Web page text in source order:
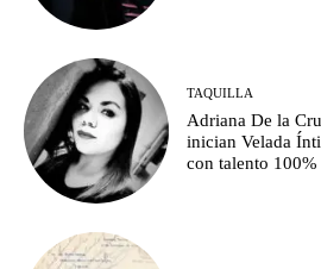
TAQUILLA
Adriana De la
inician Velada
con talento